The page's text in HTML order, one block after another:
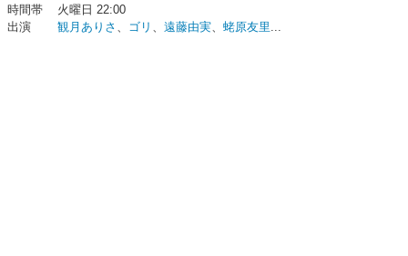
時間帯
火曜日 22:00
出演
観月ありさ 、 ゴリ 、 遠藤由実、 蛯原友里...